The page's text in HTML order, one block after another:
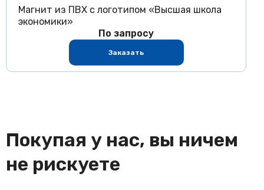
Магнит из ПВХ с логотипом «Высшая школа
экономики»
По запросу
Заказать
Покупая у нас, вы ничем
не рискуете